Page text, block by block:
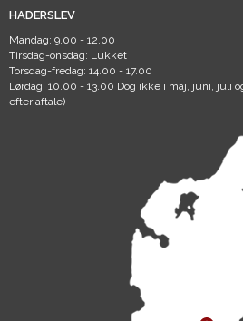
HADERSLEV
Mandag: 9.00 - 12.00
Tirsdag-onsdag: Lukket
Torsdag-fredag: 14.00 - 17.00
Lørdag: 10.00 - 13.00 Dog ikke i maj, juni, juli
efter aftale)